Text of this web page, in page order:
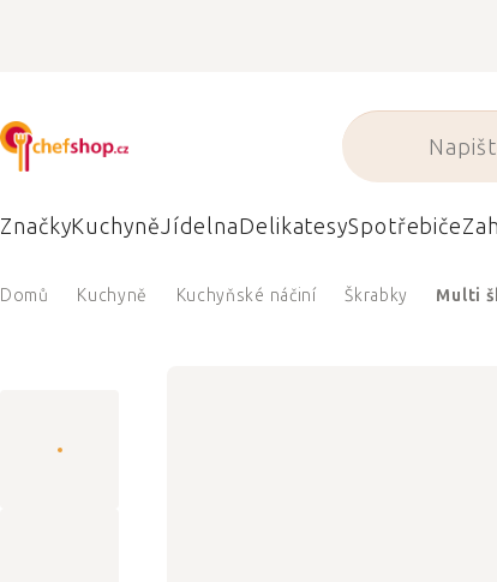
ZnačkyKuchyněJídelnaDelikatesySpotřebiče
Domů Kuchyně Kuchyňské náčiní Škrabky Multi